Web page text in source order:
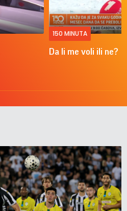
150 MINUTA
Da li me voli ili ne?